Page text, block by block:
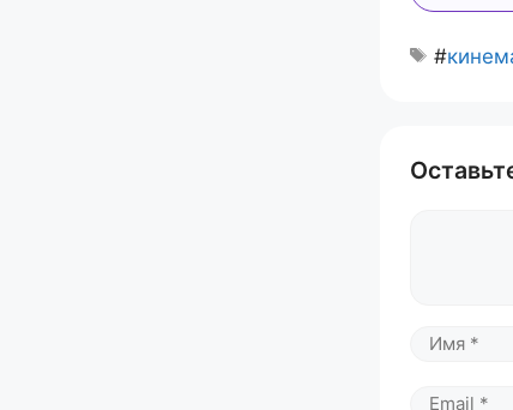
#
Имя
Email